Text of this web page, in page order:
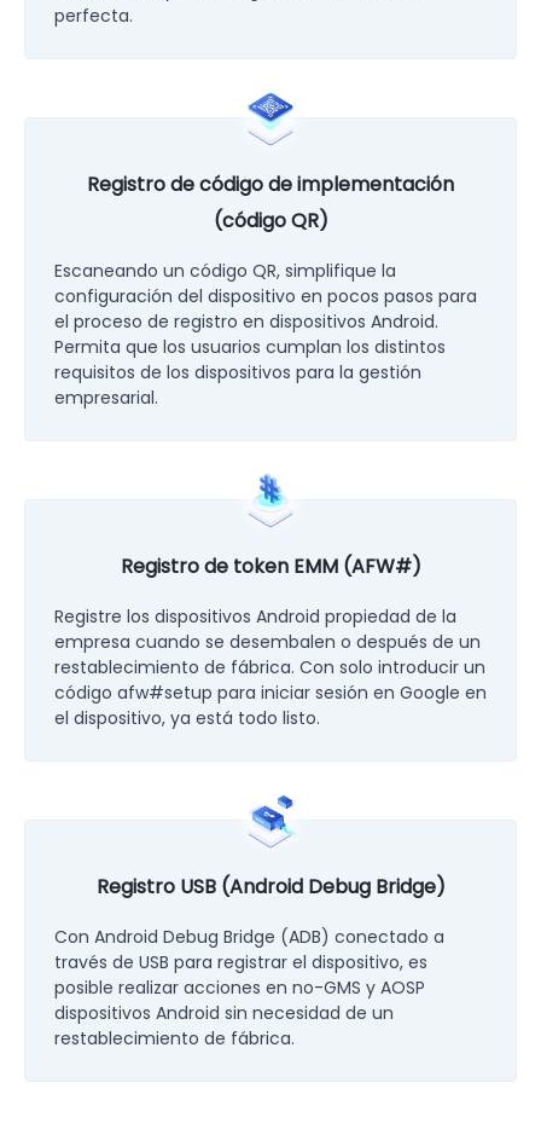
perfecta.
Registro de código de implementación
(código QR)
Escaneando un código QR, simplifique la
configuración del dispositivo en pocos pasos para
el proceso de registro en dispositivos Android.
Permita que los usuarios cumplan los distintos
requisitos de los dispositivos para la gestión
empresarial.
Registro de token EMM (AFW#)
Registre los dispositivos Android propiedad de la
empresa cuando se desembalen o después de un
restablecimiento de fábrica. Con solo introducir un
código afw#setup para iniciar sesión en Google en
el dispositivo, ya está todo listo.
Registro USB (Android Debug Bridge)
Con Android Debug Bridge (ADB) conectado a
través de USB para registrar el dispositivo, es
posible realizar acciones en no-GMS y AOSP
dispositivos Android sin necesidad de un
restablecimiento de fábrica.